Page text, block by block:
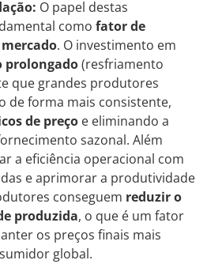
O papel destas
como fator de
. O investimento em
prolongado(resfriamento
que grandes produtores
de forma mais consistente,
de preço e eliminando a
sazonal. Além
a eficiência operacional com
e aprimorar a produtividade
conseguem reduzir o
produzida, o que é um fator
os preços finais mais
global.